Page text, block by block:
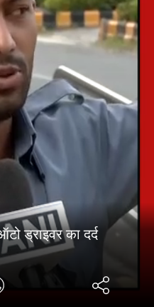
ड्राइवर का दर्द